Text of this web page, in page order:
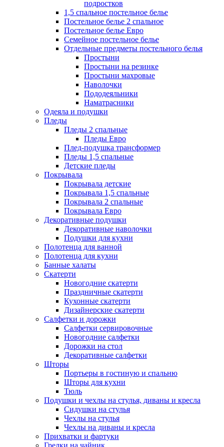
подростков
1,5 спальное постельное белье
Постельное белье 2 спальное
Постельное белье Евро
Семейное постельное белье
Отдельные предметы постельного белья
Простыни
Простыни на резинке
Простыни махровые
Наволочки
Пододеяльники
Наматрасники
Одеяла и подушки
Пледы
Пледы 2 спальные
Пледы Евро
Плед-подушка трансформер
Пледы 1,5 спальные
Детские пледы
Покрывала
Покрывала детские
Покрывала 1,5 спальные
Покрывала 2 спальные
Покрывала Евро
Декоративные подушки
Декоративные наволочки
Подушки для кухни
Полотенца для ванной
Полотенца для кухни
Банные халаты
Скатерти
Новогодние скатерти
Праздничные скатерти
Кухонные скатерти
Дизайнерские скатерти
Салфетки и дорожки
Салфетки сервировочные
Новогодние салфетки
Дорожки на стол
Декоративные салфетки
Шторы
Портьеры в гостиную и спальню
Шторы для кухни
Тюль
Подушки и чехлы на стулья, диваны и кресла
Сидушки на стулья
Чехлы на стулья
Чехлы на диваны и кресла
Прихватки и фартуки
Грелки на чайник